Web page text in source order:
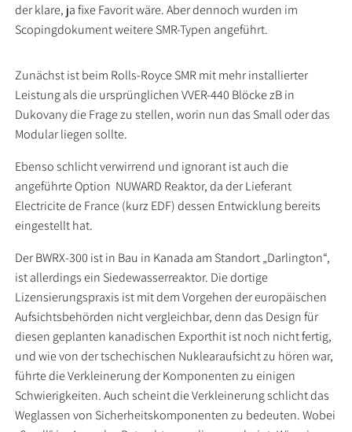
der klare, ja fixe Favorit wäre. Aber dennoch wurden im
Scopingdokument weitere SMR-Typen angeführt.
Zunächst ist beim Rolls-Royce SMR mit mehr installierter
Leistung als die ursprünglichen VVER-440 Blöcke zB in
Dukovany die Frage zu stellen, worin nun das Small oder das
Modular liegen sollte.
Ebenso schlicht verwirrend und ignorant ist auch die
angeführte Option NUWARD Reaktor, da der Lieferant
Electricite de France (kurz EDF) dessen Entwicklung bereits
eingestellt hat.
Der BWRX-300 ist in Bau in Kanada am Standort „Darlington“,
ist allerdings ein Siedewasserreaktor. Die dortige
Lizensierungspraxis ist mit dem Vorgehen der europäischen
Aufsichtsbehörden nicht vergleichbar, denn das Design für
diesen geplanten kanadischen Exporthit ist noch nicht fertig,
und wie von der tschechischen Nuklearaufsicht zu hören war,
führte die Verkleinerung der Komponenten zu einigen
Schwierigkeiten. Auch scheint die Verkleinerung schlicht das
Weglassen von Sicherheitskomponenten zu bedeuten. Wobei